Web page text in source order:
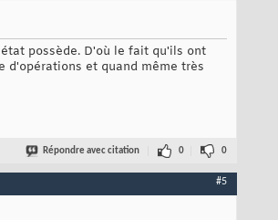
possède. D'où le fait qu'ils ont
d'opérations et quand même très
Répondre avec citation 0 0
#5